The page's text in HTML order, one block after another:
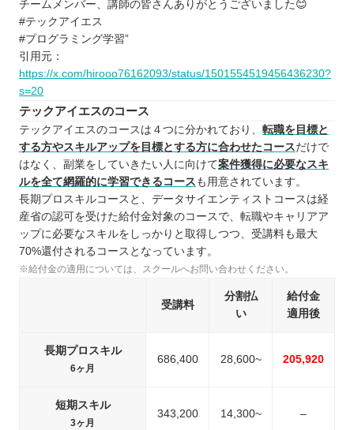
チームメンバー、講師の皆さんありがとうございました😊
#テックアイエス
#プログラミング学習”
引用元：
https://x.com/hirooo76162093/status/1501554519456436230?
s=20
テックアイエスのコース
テックアイエスのコースは４つに分かれており、 転職を目標と
する方やスキルアップを目標とする方に合わせたコースだけで
はなく、副業をしていきたい人に向けて案件獲得に必要なスキ
ルを全て網羅的に学習できるコース も用意されています。
長期プロスキルコースと、データサイエンティストコースは経
産省の認可を受けた給付金対象のコースで、転職やキャリアア
ップに必要なスキルをしっかりと取得しつつ、受講料も最大
70%還付されるコースとなっています。
※給付金の適用については、スクールへお問い合わせください。
受講料
分割払
い
給付金
適用後
長期プロスキル
6ヶ月
686,400 28,600~ 205,920
短期スキル
3ヶ月
343,200 14,300~ –